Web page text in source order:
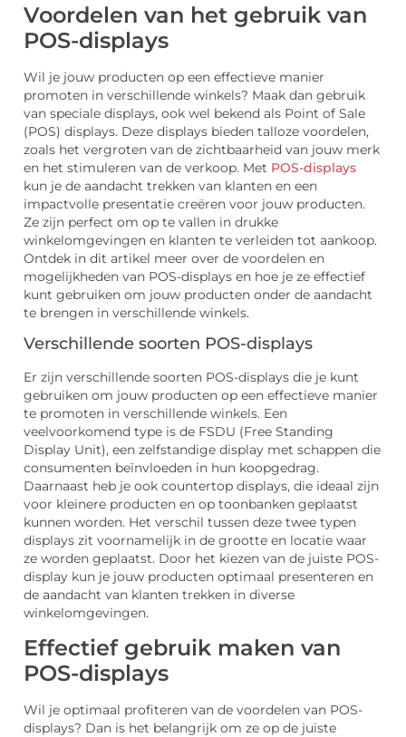
Voordelen van het gebruik van
POS-displays
Wil je jouw producten op een effectieve manier
promoten in verschillende winkels? Maak dan gebruik
van speciale displays, ook wel bekend als Point of Sale
(POS) displays. Deze displays bieden talloze voordelen,
zoals het vergroten van de zichtbaarheid van jouw merk
en het stimuleren van de verkoop. Met POS-displays
kun je de aandacht trekken van klanten en een
impactvolle presentatie creëren voor jouw producten.
Ze zijn perfect om op te vallen in drukke
winkelomgevingen en klanten te verleiden tot aankoop.
Ontdek in dit artikel meer over de voordelen en
mogelijkheden van POS-displays en hoe je ze effectief
kunt gebruiken om jouw producten onder de aandacht
te brengen in verschillende winkels.
Verschillende soorten POS-displays
Er zijn verschillende soorten POS-displays die je kunt
gebruiken om jouw producten op een effectieve manier
te promoten in verschillende winkels. Een
veelvoorkomend type is de FSDU (Free Standing
Display Unit), een zelfstandige display met schappen die
consumenten beïnvloeden in hun koopgedrag.
Daarnaast heb je ook countertop displays, die ideaal zijn
voor kleinere producten en op toonbanken geplaatst
kunnen worden. Het verschil tussen deze twee typen
displays zit voornamelijk in de grootte en locatie waar
ze worden geplaatst. Door het kiezen van de juiste POS-
display kun je jouw producten optimaal presenteren en
de aandacht van klanten trekken in diverse
winkelomgevingen.
Effectief gebruik maken van
POS-displays
Wil je optimaal profiteren van de voordelen van POS-
displays? Dan is het belangrijk om ze op de juiste